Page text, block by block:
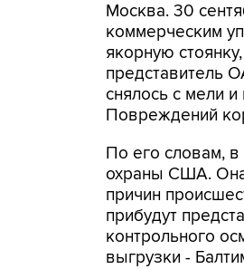
Москва. 30
коммерческим
якорную
представитель
снялось с мели
Повреждений
По его словам, в
охраны США. Она
причин
прибудут
контрольного
выгрузки -